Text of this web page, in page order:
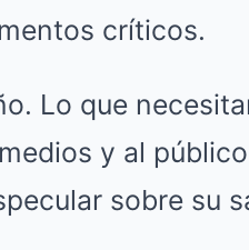
críticos.
Lo que
y al
sobre su